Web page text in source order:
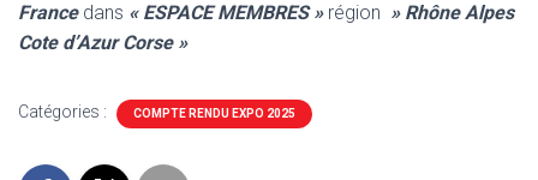
Francedans « ESPACE MEMBRES »région » Rhône Alpes
Cote d’Azur Corse »
Catégories : COMPTE RENDU EXPO 2025